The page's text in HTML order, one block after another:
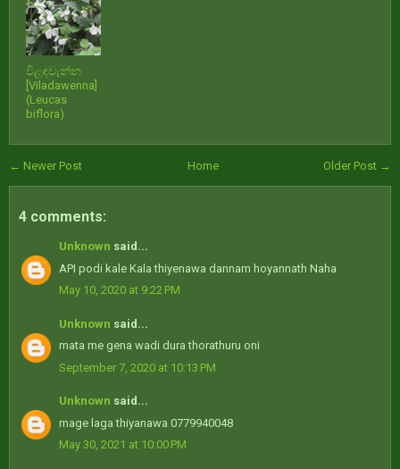
විළඳවැන්න
[Viladawenna]
(Leucas
biflora)
← Newer Post Older Post →
Home
4 comments:
Unknown said...
API podi kale Kala thiyenawa dannam hoyannath Naha
May 10, 2020 at 9:22 PM
Unknown said...
mata me gena wadi dura thorathuru oni
September 7, 2020 at 10:13 PM
Unknown said...
mage laga thiyanawa 0779940048
May 30, 2021 at 10:00 PM